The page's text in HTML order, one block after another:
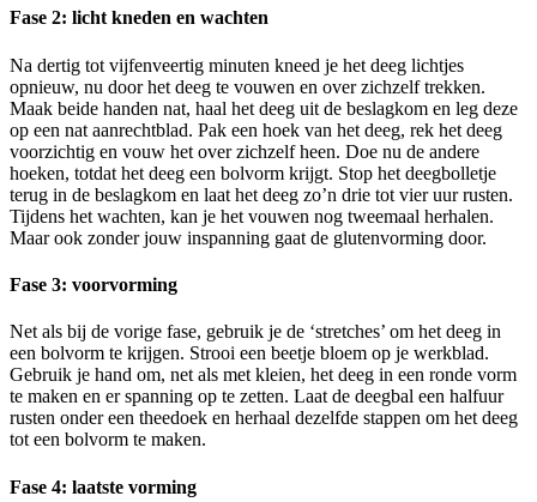
Fase 2: licht kneden en wachten
Na dertig tot vijfenveertig minuten kneed je het deeg lichtjes
opnieuw, nu door het deeg te vouwen en over zichzelf trekken.
Maak beide handen nat, haal het deeg uit de beslagkom en leg deze
op een nat aanrechtblad. Pak een hoek van het deeg, rek het deeg
voorzichtig en vouw het over zichzelf heen. Doe nu de andere
hoeken, totdat het deeg een bolvorm krijgt. Stop het deegbolletje
terug in de beslagkom en laat het deeg zo’n drie tot vier uur rusten.
Tijdens het wachten, kan je het vouwen nog tweemaal herhalen.
Maar ook zonder jouw inspanning gaat de glutenvorming door.
Fase 3: voorvorming
Net als bij de vorige fase, gebruik je de ‘stretches’ om het deeg in
een bolvorm te krijgen. Strooi een beetje bloem op je werkblad.
Gebruik je hand om, net als met kleien, het deeg in een ronde vorm
te maken en er spanning op te zetten. Laat de deegbal een halfuur
rusten onder een theedoek en herhaal dezelfde stappen om het deeg
tot een bolvorm te maken.
Fase 4: laatste vorming